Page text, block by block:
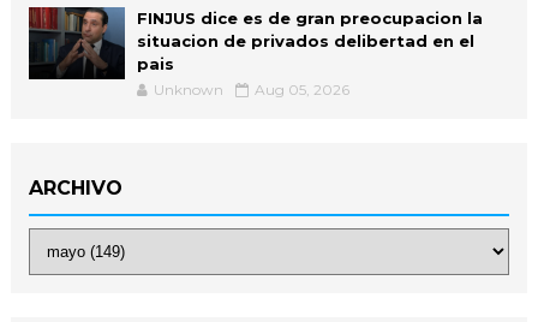
FINJUS dice es de gran preocupacion la
situacion de privados delibertad en el
pais
Unknown Aug 05, 2026
ARCHIVO